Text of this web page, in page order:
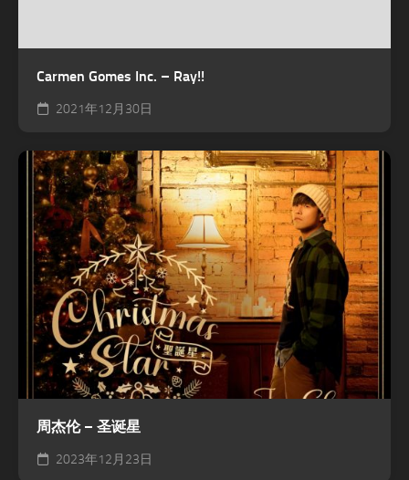
Carmen Gomes Inc. – Ray!!
2021年12月30日
周杰伦 – 圣诞星
2023年12月23日